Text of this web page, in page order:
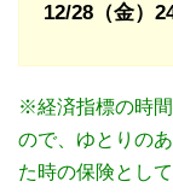
12/28（金）
※経済指標の時
ので、ゆとりの
た時の保険として